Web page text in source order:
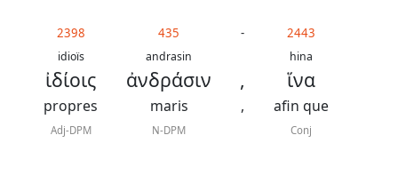
2398
idioïs
ἰδίοις
propres
Adj-DPM
435
andrasin
ἀνδράσιν
maris
N-DPM
-
,
,
2443
hina
ἵνα
afin que
Conj
Traduction
Darby